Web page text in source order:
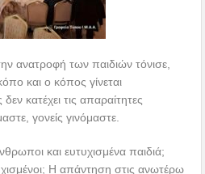
ανατροφή των παιδιών τόνισε,
και ο κόπος γίνεται
κατέχει τις απαραίτητες
γονείς γινόμαστε.
και ευτυχισμένα παιδιά;
Η απάντηση στις ανωτέρω